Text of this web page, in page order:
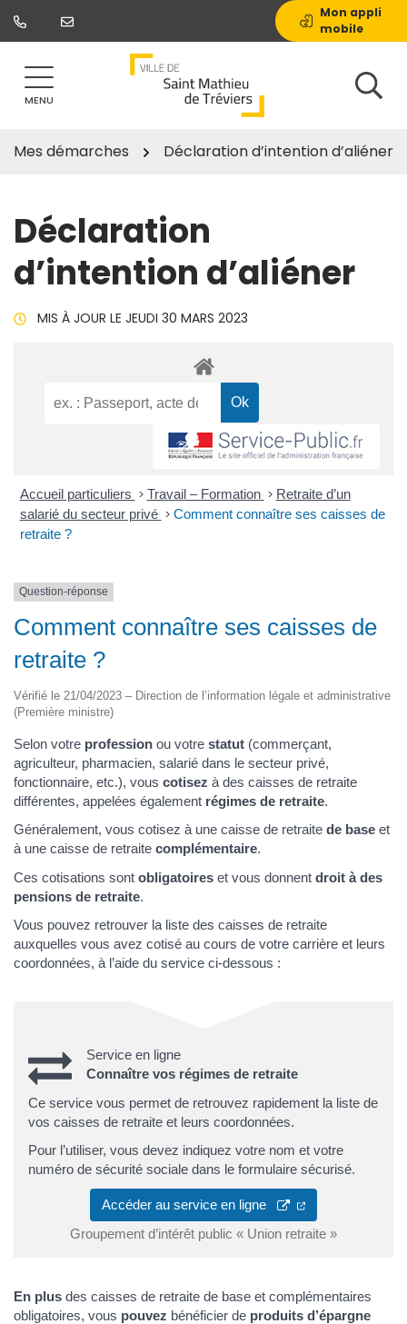
Aller
Mon appli
mobile
MENU
Mes démarches Déclaration d’intention d’aliéner
Déclaration
d’intention d’aliéner
MIS À JOUR LE JEUDI 30 MARS 2023
Accueil particuliers > Travail – Formation > Retraite d’un
salarié du secteur privé > Comment connaître ses caisses de
retraite ?
Question-réponse
Comment connaître ses caisses de
retraite ?
Vérifié le 21/04/2023 – Direction de l’information légale et administrative
(Première ministre)
Selon votre profession ou votre statut (commerçant,
agriculteur, pharmacien, salarié dans le secteur privé,
fonctionnaire, etc.), vous cotisez à des caisses de retraite
différentes, appelées également régimes de retraite.
Généralement, vous cotisez à une caisse de retraite de base et
à une caisse de retraite complémentaire.
Ces cotisations sont obligatoires et vous donnent droit à des
pensions de retraite.
Vous pouvez retrouver la liste des caisses de retraite
auxquelles vous avez cotisé au cours de votre carrière et leurs
coordonnées, à l’aide du service ci-dessous :
Service en ligne
Connaître vos régimes de retraite
Ce service vous permet de retrouvez rapidement la liste de
vos caisses de retraite et leurs coordonnées.
Pour l’utiliser, vous devez indiquez votre nom et votre
numéro de sécurité sociale dans le formulaire sécurisé.
Accéder au service en ligne
Groupement d’intérêt public « Union retraite »
En plus des caisses de retraite de base et complémentaires
obligatoires, vous pouvez bénéficier de produits d’épargne